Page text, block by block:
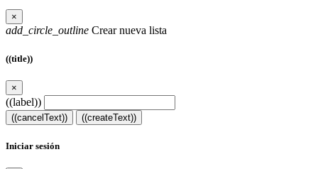
×
add_circle_outline Crear nueva lista
((title))
×
((label))
((cancelText)) ((createText))
Iniciar sesión